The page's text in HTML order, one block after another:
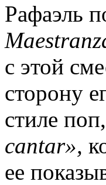
Рафаэль
с этой
сторону
стиле
cantar»,
ее